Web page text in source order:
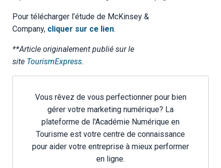
Pour télécharger l’étude de McKinsey &
Company, cliquer sur ce lien.
**Article originalement publié sur le
site TourismExpress.
Vous rêvez de vous perfectionner pour bien
gérer votre marketing numérique? La
plateforme de l'Académie Numérique en
Tourisme est votre centre de connaissance
pour aider votre entreprise à mieux performer
en ligne.